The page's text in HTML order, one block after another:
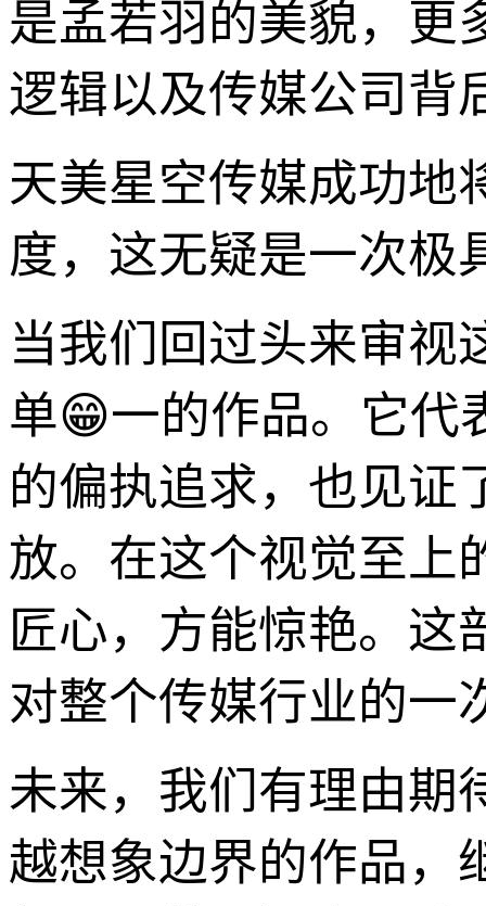
是孟若羽的美貌，更
逻辑以及传媒公司背
天美星空传媒成功地
度，这无疑是一次极
当我们回过头来审视
单😁一的作品。它代
的偏执追求，也见证
放。在这个视觉至上
匠心，方能惊艳。这
对整个传媒行业的一
未来，我们有理由期
越想象边界的作品，